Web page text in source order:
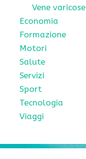
Vene varicose
Economia
Formazione
Motori
Salute
Servizi
Sport
Tecnologia
Viaggi